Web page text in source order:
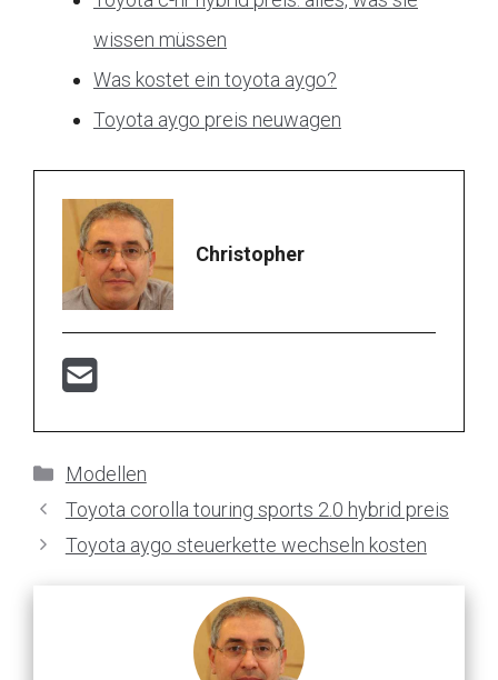
wissen müssen
Was kostet ein toyota aygo?
Toyota aygo preis neuwagen
Christopher
Kategorien
Modellen
Toyota corolla touring sports 2.0 hybrid preis
Toyota aygo steuerkette wechseln kosten